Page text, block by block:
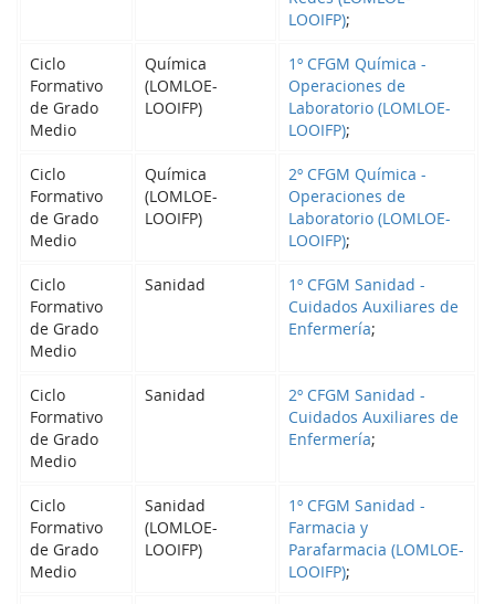
LOOIFP);
Ciclo
Formativo
de Grado
Medio
Química
(LOMLOE-
LOOIFP)
1º CFGM Química -
Operaciones de
Laboratorio (LOMLOE-
LOOIFP);
Ciclo
Formativo
de Grado
Medio
Química
(LOMLOE-
LOOIFP)
2º CFGM Química -
Operaciones de
Laboratorio (LOMLOE-
LOOIFP);
Ciclo
Formativo
de Grado
Medio
Sanidad
1º CFGM Sanidad -
Cuidados Auxiliares de
Enfermería;
Ciclo
Formativo
de Grado
Medio
Sanidad
2º CFGM Sanidad -
Cuidados Auxiliares de
Enfermería;
Ciclo
Formativo
de Grado
Medio
Sanidad
(LOMLOE-
LOOIFP)
1º CFGM Sanidad -
Farmacia y
Parafarmacia (LOMLOE-
LOOIFP);